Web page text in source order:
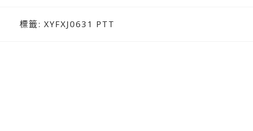
標籤: XYFXJ0631 PTT